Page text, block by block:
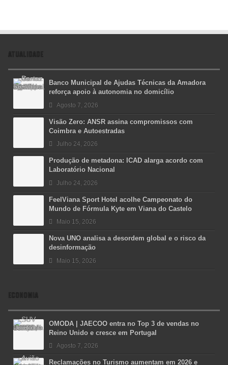
ATUALIDADE
Banco Municipal de Ajudas Técnicas da Amadora
reforça apoio à autonomia no domicílio
Agosto 7, 2026
Visão Zero: ANSR assina compromissos com
Coimbra e Autoestradas
Julho 24, 2026
Produção de metadona: ICAD alarga acordo com
Laboratório Nacional
Julho 24, 2026
FeelViana Sport Hotel acolhe Campeonato do
Mundo de Fórmula Kyte em Viana do Castelo
Maio 15, 2026
Nova UNO analisa a desordem global e o risco da
desinformação
Maio 15, 2026
ECONOMIA
OMODA | JAECOO entra no Top 3 de vendas no
Reino Unido e cresce em Portugal
Agosto 7, 2026
Reclamações no Turismo aumentam em 2026 e